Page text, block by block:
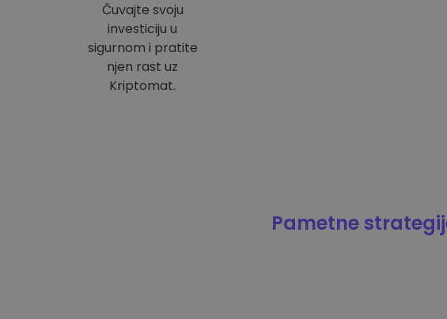
Čuvajte svoju
investiciju u
sigurnom i pratite
njen rast uz
Kriptomat.
Pametne